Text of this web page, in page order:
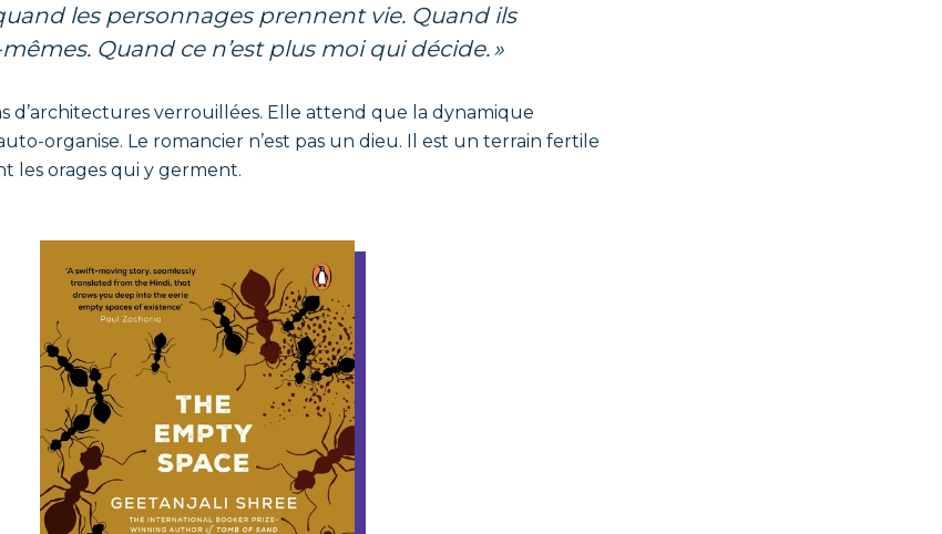
Quand ce n’est plus moi qui décide. »
d’architectures verrouillées. Elle attend que la dynamique
organise. Le romancier n’est pas un dieu. Il est un terrain fertile
les orages qui y germent.